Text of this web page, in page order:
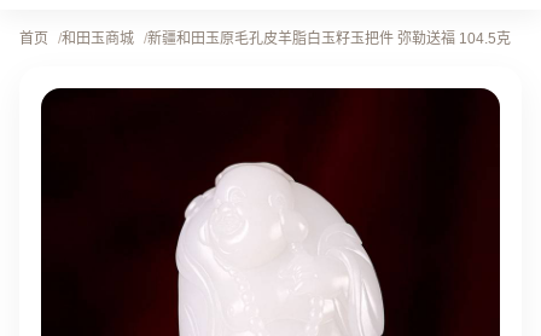
首页 和田玉商城 新疆和田玉原毛孔皮羊脂白玉籽玉把件 弥勒送福 104.5克